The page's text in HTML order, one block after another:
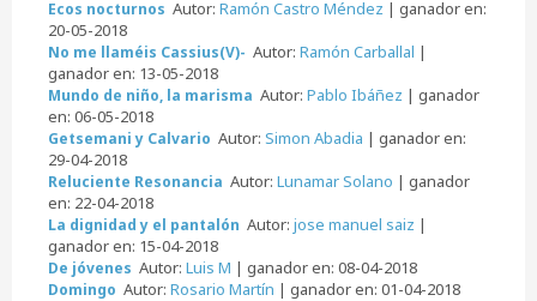
Ecos nocturnos Autor: Ramón Castro Méndez | ganador en:
20-05-2018
No me llaméis Cassius(V)- Autor: Ramón Carballal |
ganador en: 13-05-2018
Mundo de niño, la marisma Autor: Pablo Ibáñez | ganador
en: 06-05-2018
Getsemani y Calvario Autor: Simon Abadia | ganador en:
29-04-2018
Reluciente Resonancia Autor: Lunamar Solano | ganador
en: 22-04-2018
La dignidad y el pantalón Autor: jose manuel saiz |
ganador en: 15-04-2018
De jóvenes Autor: Luis M | ganador en: 08-04-2018
Domingo Autor: Rosario Martín | ganador en: 01-04-2018